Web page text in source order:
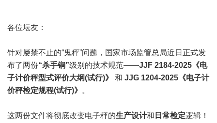
各位坛友：
针对屡禁不止的“鬼秤”问题，国家市场监管总局近日正式发
布了两份“杀手锏”级别的技术规范——JJF 2184-2025《电
子计价秤型式评价大纲(试行)》 和 JJG 1204-2025《电子计
价秤检定规程(试行)》 。
这两份文件将彻底改变电子秤的生产设计和 日常检定逻辑！